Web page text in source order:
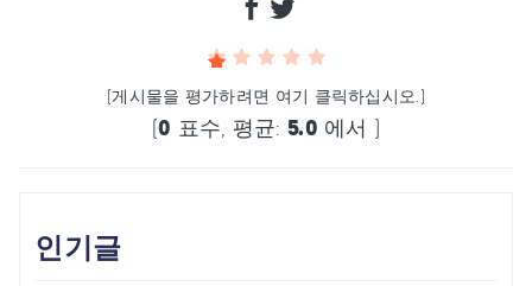
(게시물을 평가하려면 여기 클릭하십시오.)
(0 표수, 평균: 5.0 에서 )
인기글